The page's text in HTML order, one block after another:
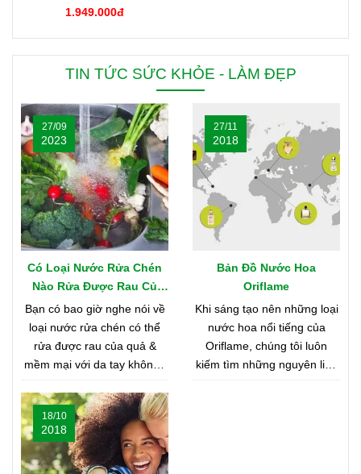
1000g Mỹ
1.949.000đ
TIN TỨC SỨC KHỎE - LÀM ĐẸP
Có Loại Nước Rửa Chén
Nào Rửa Được Rau Củ
Quả & Mềm Mại Với Da
Tay?
27/09
2023
Bạn có bao giờ nghe nói về
loại nước rửa chén có thể
rửa được rau của quả &
mềm mại với da tay không?
bạn hãy cùng shop tìm hiểu
nhé
Bản Đồ Nước Hoa
Oriflame
27/11
2018
Khi sáng tạo nên những loại
nước hoa nổi tiếng của
Oriflame, chúng tôi luôn
kiếm tìm những nguyên liệu
18/10
2018